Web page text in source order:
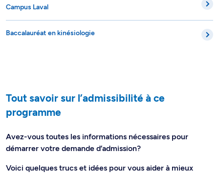
Campus Laval
Baccalauréat en kinésiologie
Tout savoir sur l’admissibilité à ce
programme
Avez-vous toutes les informations nécessaires pour
démarrer votre demande d’admission?
Voici quelques trucs et idées pour vous aider à mieux